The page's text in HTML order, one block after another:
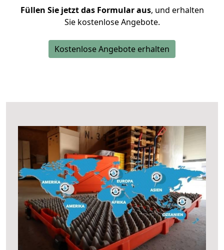
Füllen Sie jetzt das Formular aus, und erhalten
Sie kostenlose Angebote.
Kostenlose Angebote erhalten